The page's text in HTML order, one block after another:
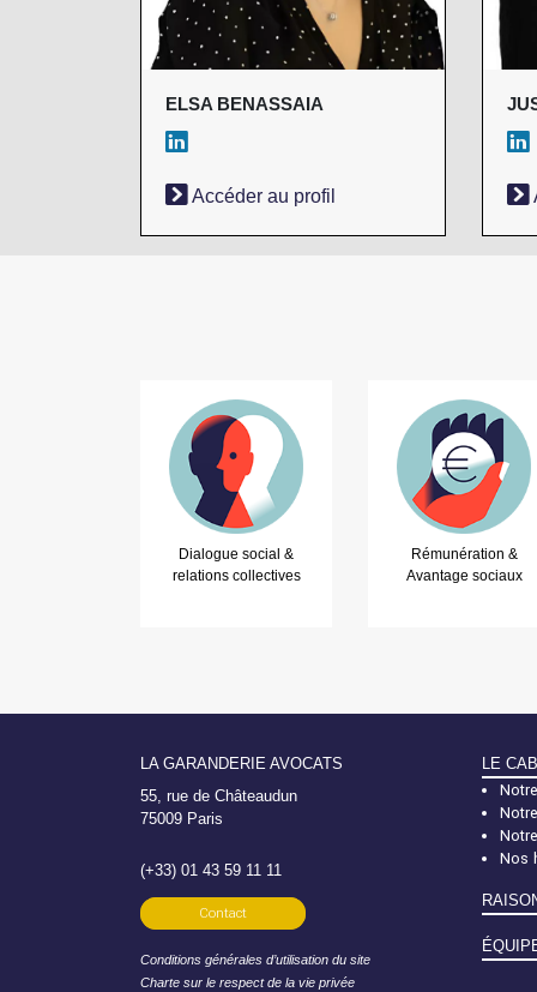
ELSA BENASSAIA
Accéder au profil
Dialogue social &
relations collectives
Rémunération &
Avantage sociaux
LA GARANDERIE AVOCATS
55, rue de Châteaudun
75009 Paris
(+33) 01 43 59 11 11
Contact
Conditions générales d’utilisation du site
Charte sur le respect de la vie privée
LE
Nos